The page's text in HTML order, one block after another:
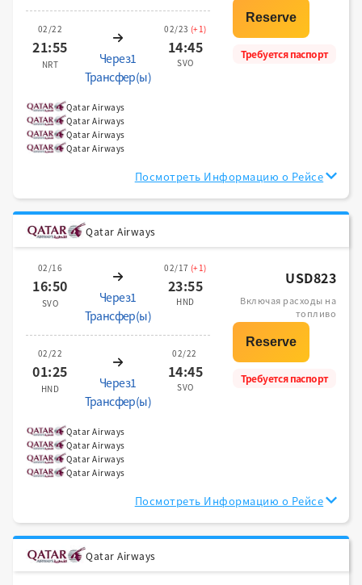
02/22
21:55
NRT
Через1
Трансфер(ы)
02/23 (+1)
14:45
SVO
Требуется паспорт
Qatar Airways
Qatar Airways
Qatar Airways
Qatar Airways
Посмотреть Информацию о Рейсе
Qatar Airways
02/16
16:50
SVO
Через1
Трансфер(ы)
02/17 (+1)
23:55
HND
02/22
01:25
HND
Через1
Трансфер(ы)
02/22
14:45
SVO
USD823
Включая расходы на
топливо
Требуется паспорт
Qatar Airways
Qatar Airways
Qatar Airways
Qatar Airways
Посмотреть Информацию о Рейсе
Qatar Airways